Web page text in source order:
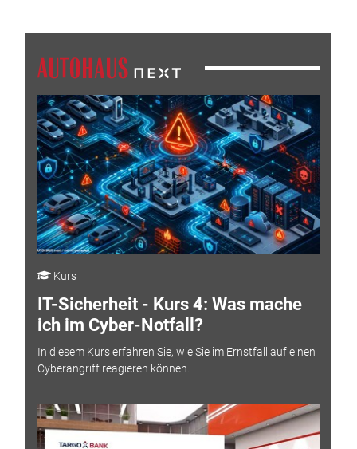
Kurs
IT-Sicherheit - Kurs 4: Was mache
ich im Cyber-Notfall?
In diesem Kurs erfahren Sie, wie Sie im Ernstfall auf einen
Cyberangriff reagieren können.